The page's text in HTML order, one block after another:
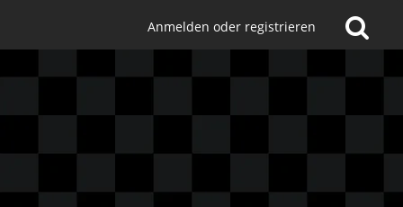
Anmelden oder registrieren